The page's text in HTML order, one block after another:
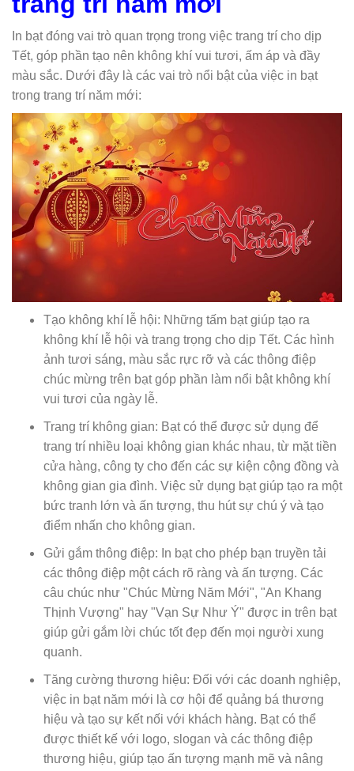
In bạt đóng vai trò quan trọng trong việc trang trí cho dịp
Tết, góp phần tạo nên không khí vui tươi, ấm áp và đầy
màu sắc. Dưới đây là các vai trò nổi bật của việc in bạt
trong trang trí năm mới:
Tạo không khí lễ hội: Những tấm bạt giúp tạo ra
không khí lễ hội và trang trọng cho dịp Tết. Các hình
ảnh tươi sáng, màu sắc rực rỡ và các thông điệp
chúc mừng trên bạt góp phần làm nổi bật không khí
vui tươi của ngày lễ.
Trang trí không gian: Bạt có thể được sử dụng để
trang trí nhiều loại không gian khác nhau, từ mặt tiền
cửa hàng, công ty cho đến các sự kiện cộng đồng và
không gian gia đình. Việc sử dụng bạt giúp tạo ra một
bức tranh lớn và ấn tượng, thu hút sự chú ý và tạo
điểm nhấn cho không gian.
Gửi gắm thông điệp: In bạt cho phép bạn truyền tải
các thông điệp một cách rõ ràng và ấn tượng. Các
câu chúc như "Chúc Mừng Năm Mới", "An Khang
Thịnh Vượng" hay "Vạn Sự Như Ý" được in trên bạt
giúp gửi gắm lời chúc tốt đẹp đến mọi người xung
quanh.
Tăng cường thương hiệu: Đối với các doanh nghiệp,
việc in bạt năm mới là cơ hội để quảng bá thương
hiệu và tạo sự kết nối với khách hàng. Bạt có thể
được thiết kế với logo, slogan và các thông điệp
thương hiệu, giúp tạo ấn tượng mạnh mẽ và nâng